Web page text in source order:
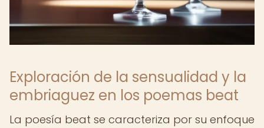
Exploración de la sensualidad y la
embriaguez en los poemas beat
La poesía beat se caracteriza por su enfoque